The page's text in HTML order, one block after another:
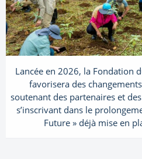
Lancée en 2026, la Fondation
favorisera des
soutenant des partenaires et
s’inscrivant dans le
Future » déjà mise en